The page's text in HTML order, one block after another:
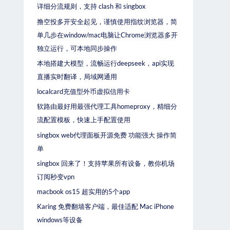
详细分流规则，支持 clash 和 singbox
撸空投多开安全起见，谨慎使用指纹浏览器，简
单几步在window/mac电脑让Chrome浏览器多开
独立运行，可本地同步操作
本地搭建大模型，流畅运行deepseek，api实现
直播实时翻译，局域网通用
localcard充值型外币虚拟信用卡
软路由最好用最强代理工具homeproxy，精细分
流配置模板，快速上手配置使用
singbox web代理面板开源免费 功能强大 操作简
单
singbox 回来了！支持苹果所有设备，教你机场
订阅秒变vpn
macbook os15 超实用的5个app
Karing 免费翻墙客户端，最佳适配 Mac iPhone
windows等设备